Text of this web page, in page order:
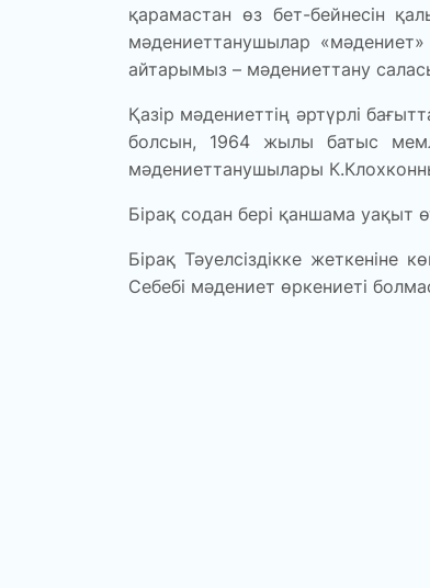
қарамастан өз бет-бейнесін
мәдениеттанушылар
айтарымыз – мәдениеттану
Қазір мәдениеттің әртүрлі
болсын, 1964 жылы батыс
мәдениеттанушылары
Бірақ содан бері қаншама уақыт
Бірақ Тәуелсіздікке жеткеніне
Себебі мәдениет өркениеті